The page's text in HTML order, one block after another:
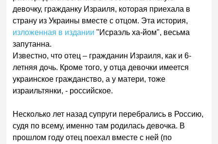
девочку, гражданку Израиля, которая приехала в
страну из Украины вместе с отцом. Эта история,
изложенная в издании "Исраэль ха-йом", весьма
запутанна.
Известно, что отец – гражданин Израиля, как и 6-
летняя дочь. Кроме того, у отца девочки имеется
украинское гражданство, а у матери, тоже
израильтянки, - российское.
Несколько лет назад супруги перебрались в Россию,
судя по всему, именно там родилась девочка. В
прошлом году отец поехал вместе с ней (по